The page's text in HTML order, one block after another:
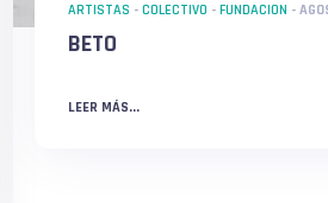
ARTISTAS - COLECTIVO - FUNDACION -
BETO
LEER MÁS...